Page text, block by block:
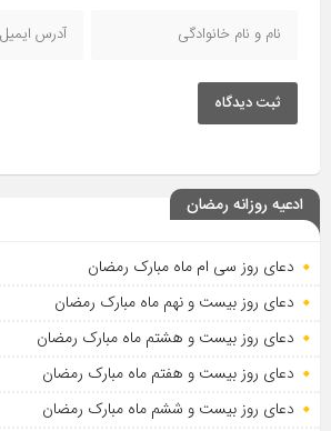
ثبت دیدگاه
ادعیه روزانه رمضان
دعای روز سی ام ماه مبارک رمضان
دعای روز بیست و نهم ماه مبارک رمضان
دعای روز بیست و هشتم ماه مبارک رمضان
دعای روز بیست و هفتم ماه مبارک رمضان
دعای روز بیست و ششم ماه مبارک رمضان